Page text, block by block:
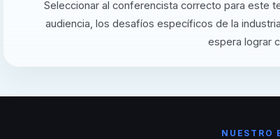
Seleccionar al conferencista correcto para este
audiencia, los desafíos específicos de la
espera lograr
NUESTRO